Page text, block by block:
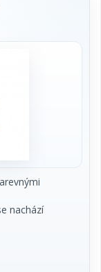
nachází